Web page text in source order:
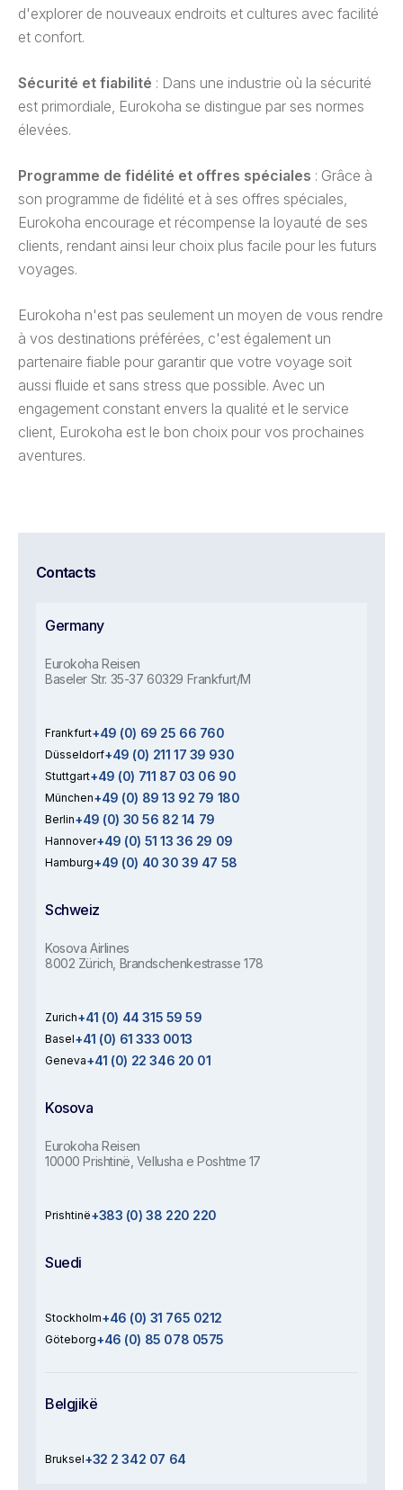
d'explorer de nouveaux endroits et cultures avec facilité
et confort.
Sécurité et fiabilité : Dans une industrie où la sécurité
est primordiale, Eurokoha se distingue par ses normes
élevées.
Programme de fidélité et offres spéciales : Grâce à
son programme de fidélité et à ses offres spéciales,
Eurokoha encourage et récompense la loyauté de ses
clients, rendant ainsi leur choix plus facile pour les futurs
voyages.
Eurokoha n'est pas seulement un moyen de vous rendre
à vos destinations préférées, c'est également un
partenaire fiable pour garantir que votre voyage soit
aussi fluide et sans stress que possible. Avec un
engagement constant envers la qualité et le service
client, Eurokoha est le bon choix pour vos prochaines
aventures.
Contacts
Germany
Eurokoha Reisen
Baseler Str. 35-37 60329 Frankfurt/M
Frankfurt+49 (0) 69 25 66 760
Düsseldorf+49 (0) 211 17 39 930
Stuttgart+49 (0) 711 87 03 06 90
München+49 (0) 89 13 92 79 180
Berlin+49 (0) 30 56 82 14 79
Hannover+49 (0) 51 13 36 29 09
Hamburg+49 (0) 40 30 39 47 58
Schweiz
Kosova Airlines
8002 Zürich, Brandschenkestrasse 178
Zurich+41 (0) 44 315 59 59
Basel+41 (0) 61 333 0013
Geneva+41 (0) 22 346 20 01
Kosova
Eurokoha Reisen
10000 Prishtinë, Vellusha e Poshtme 17
Prishtinë+383 (0) 38 220 220
Suedi
Stockholm+46 (0) 31 765 0212
Göteborg+46 (0) 85 078 0575
Belgjikë
Bruksel+32 2 342 07 64